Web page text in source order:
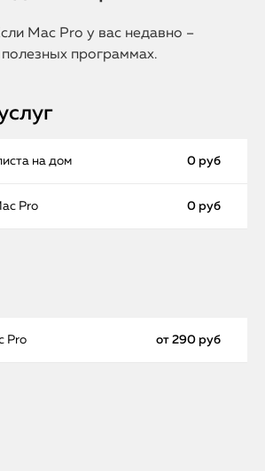
Mac Pro у вас недавно –
программах.
на дом 0 руб
Pro 0 руб
Pro от 290 руб